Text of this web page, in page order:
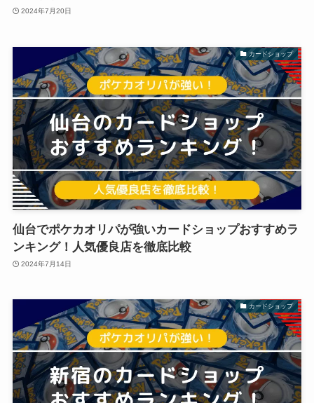
2024年7月20日
カードショップ
仙台でポケカオリパが強いカードショップおすすめラ
ンキング！人気優良店を徹底比較
2024年7月14日
カードショップ